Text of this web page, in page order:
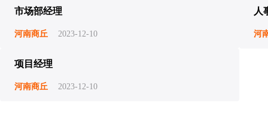
市场部经理
河南商丘 2023-12-10
人
河
项目经理
河南商丘 2023-12-10